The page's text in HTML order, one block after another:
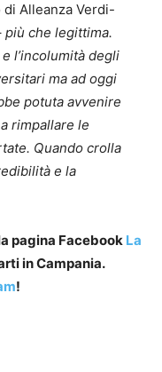
Alleanza Verdi-
più che legittima.
l’incolumità degli
ma ad oggi
potuta avvenire
rimpallare le
Quando crolla
e la
pagina Facebook La
in Campania.
!